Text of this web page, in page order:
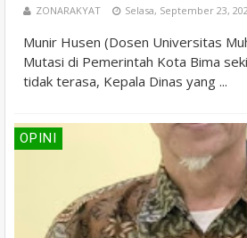
ZONARAKYAT Selasa, September 23,
Munir Husen (Dosen Universitas
Mutasi di Pemerintah Kota Bima
tidak terasa, Kepala Dinas yang ...
OPINI